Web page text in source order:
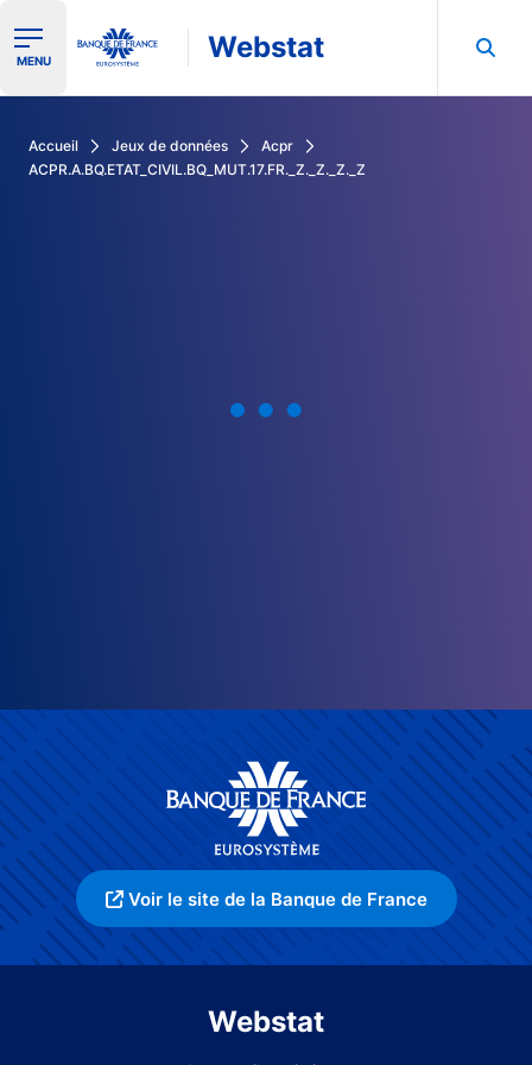
Ouvrir le menu de navigation
MENU Webstat
Accueil Jeux de données
Acpr
ACPR.A.BQ.ETAT_CIVIL.BQ_MUT.17.FR._Z._Z._Z._Z
Voir le site de la Banque de France
Webstat